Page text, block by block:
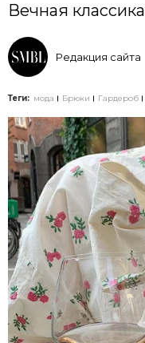
Вечная классика
Редакция сайта
Теги: мода Брюки Гардероб